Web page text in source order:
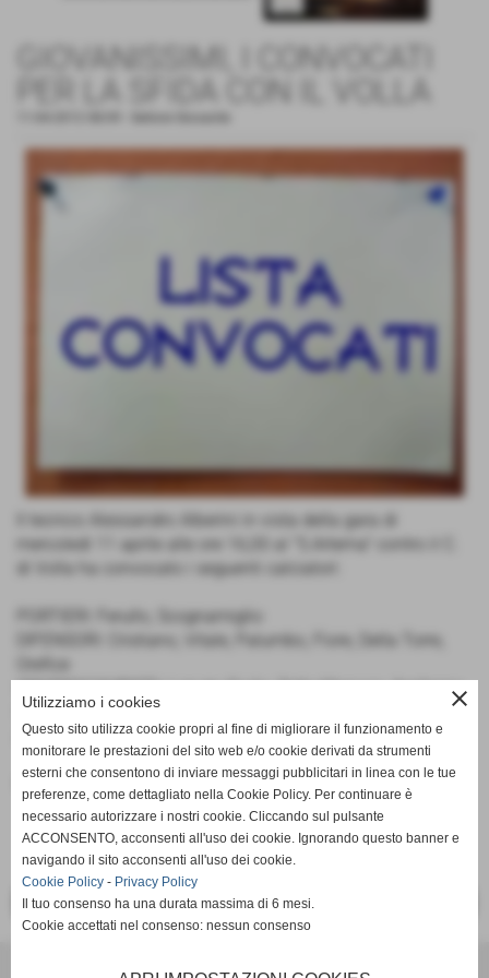
GIOVANISSIMI, I CONVOCATI
PER LA SFIDA CON IL VOLLA
Il tecnico Alessandro Alberini in vista della gara di
mercoledì 11 aprile alle ore 16,00 al "S.Artema" contro il C.
di Volla ha convocato i seguenti calciatori:
PORTIERI: Ferullo, Scognamiglio
DIFENSORI: Cristiano, Vitale, Palumbo, Fiore, Della Torre,
CENTROCAMPISTI: Lanuto Giulio, Della Monaco, Amitrano,
Schiano, Longobardi
ATTACCANTI: Valoroso, Cipro, Demuto, Castaldi, Pollice
Fonte:Ufficio Stampa
<< PRECEDENTE
close
Utilizziamo i cookies
Questo sito utilizza cookie propri al fine di migliorare il funzionamento e
monitorare le prestazioni del sito web e/o cookie derivati da strumenti
esterni che consentono di inviare messaggi pubblicitari in linea con le tue
preferenze, come dettagliato nella Cookie Policy. Per continuare è
necessario autorizzare i nostri cookie. Cliccando sul pulsante
ACCONSENTO, acconsenti all'uso dei cookie. Ignorando questo banner e
navigando il sito acconsenti all'uso dei cookie.
Cookie Policy - Privacy Policy
Il tuo consenso ha una durata massima di 6 mesi.
Cookie accettati nel consenso: nessun consenso